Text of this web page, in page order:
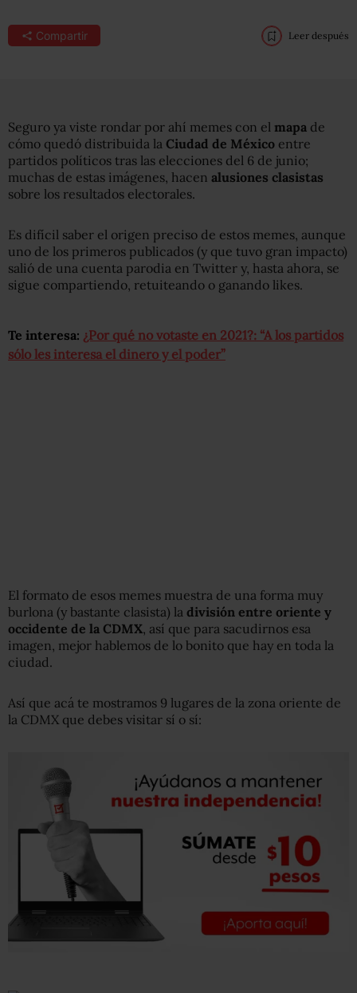
Compartir Leer después
Seguro ya viste rondar por ahí memes con el mapa de
cómo quedó distribuida la Ciudad de México entre
partidos políticos tras las elecciones del 6 de junio;
muchas de estas imágenes, hacen alusiones clasistas
sobre los resultados electorales.
Es difícil saber el origen preciso de estos memes, aunque
uno de los primeros publicados (y que tuvo gran impacto)
salió de una cuenta parodia en Twitter y, hasta ahora, se
sigue compartiendo, retuiteando o ganando likes.
Te interesa: ¿Por qué no votaste en 2021?: “A los partidos
sólo les interesa el dinero y el poder”
El formato de esos memes muestra de una forma muy
burlona (y bastante clasista) la división entre oriente y
occidente de la CDMX, así que para sacudirnos esa
imagen, mejor hablemos de lo bonito que hay en toda la
ciudad.
Así que acá te mostramos 9 lugares de la zona oriente de
la CDMX que debes visitar sí o sí: